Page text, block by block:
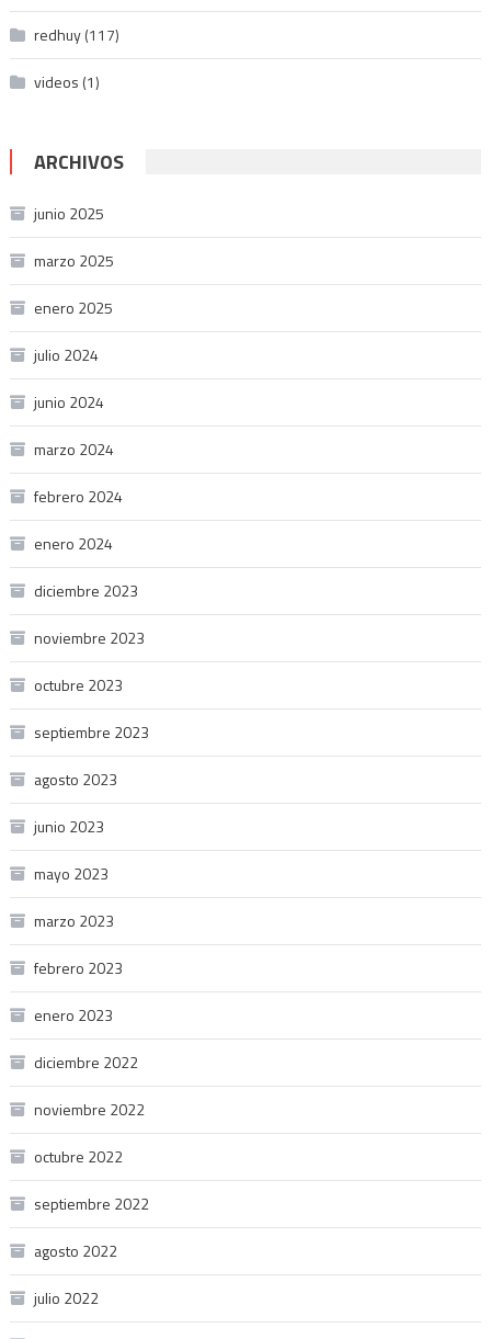
redhuy(117)
videos (1)
ARCHIVOS
junio 2025
marzo 2025
enero 2025
julio 2024
junio 2024
marzo 2024
febrero 2024
enero 2024
diciembre 2023
noviembre 2023
octubre 2023
septiembre 2023
agosto 2023
junio 2023
mayo 2023
marzo 2023
febrero 2023
enero 2023
diciembre 2022
noviembre 2022
octubre 2022
septiembre 2022
agosto 2022
julio 2022